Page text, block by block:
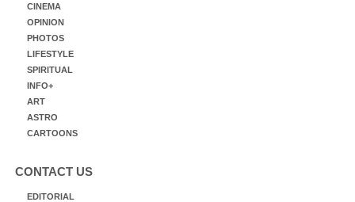
CINEMA
OPINION
PHOTOS
LIFESTYLE
SPIRITUAL
INFO+
ART
ASTRO
CARTOONS
CONTACT US
EDITORIAL